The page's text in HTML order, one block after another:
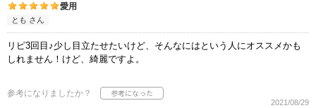
愛用
とも さん
リピ3回目♪少し目立たせたいけど、そんなにはという人にオススメかも
しれません！けど、綺麗ですよ。
参考になりましたか？
2021/08/29